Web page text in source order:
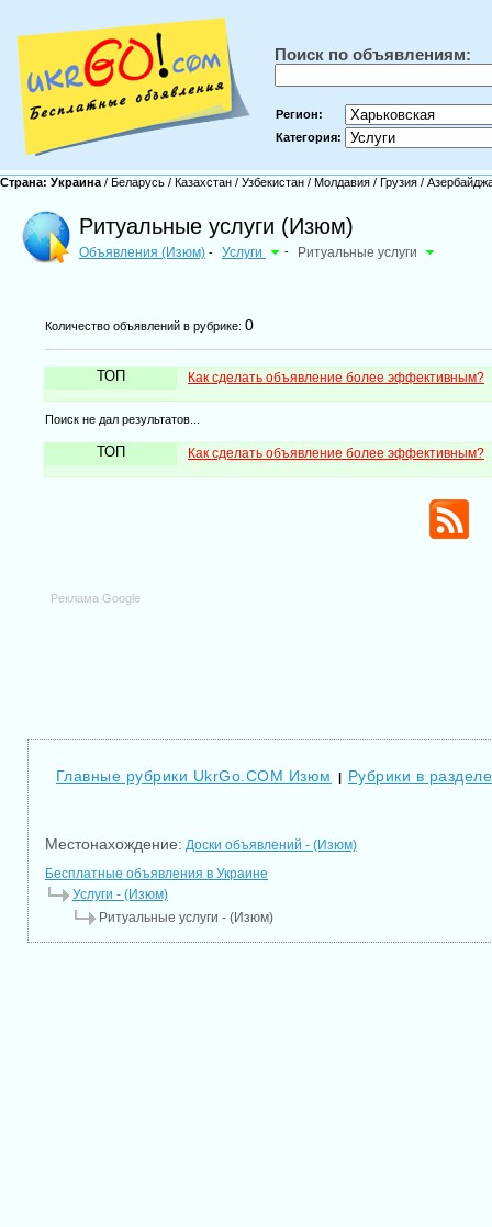
Поиск по объявлениям:
Регион:
Категория:
Страна: Украина / Беларусь / Казахстан / Узбекистан / Молдавия / Грузия /
Ритуальные услуги (Изюм)
Объявления (Изюм) - Услуги - Ритуальные услуги
Количество объявлений в рубрике: 0
ТОП Как сделать объявление более эффективным?
Поиск не дал результатов...
ТОП Как сделать объявление более эффективным?
Реклама Google
Главные рубрики UkrGo.COM Изюм | Рубрики в
Местонахождение: Доски объявлений - (Изюм)
Бесплатные объявления в Украине
Услуги - (Изюм)
Ритуальные услуги - (Изюм)